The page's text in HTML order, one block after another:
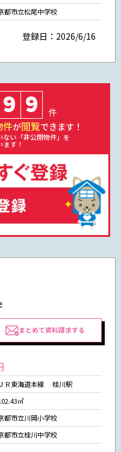
都市立松尾中学校
登録日：2026/6/16
9 9 件
件が閲覧できます！
ない「非公開物件」を
す！
まとめて資料請求する
ＪＲ東海道本線 桂川駅
㎡
都市立川岡小学校
都市立桂川中学校